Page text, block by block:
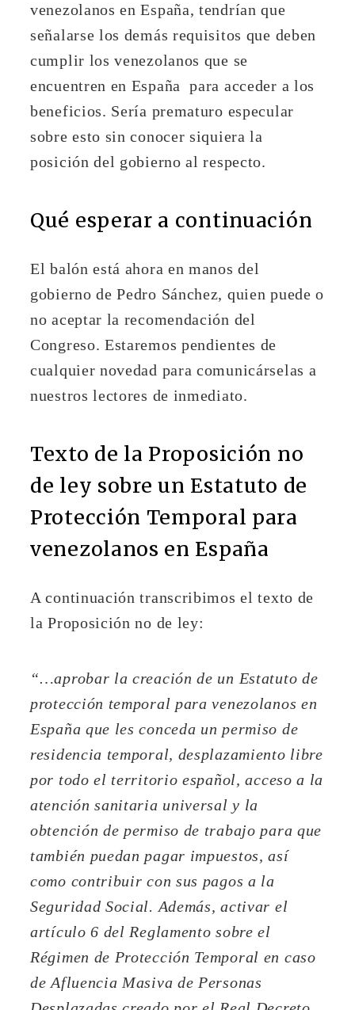
venezolanos en España, tendrían que
señalarse los demás requisitos que deben
cumplir los venezolanos que se
encuentren en España para acceder a los
beneficios. Sería prematuro especular
sobre esto sin conocer siquiera la
posición del gobierno al respecto.
Qué esperar a continuación
El balón está ahora en manos del
gobierno de Pedro Sánchez, quien puede o
no aceptar la recomendación del
Congreso. Estaremos pendientes de
cualquier novedad para comunicárselas a
nuestros lectores de inmediato.
Texto de la Proposición no
de ley sobre un Estatuto de
Protección Temporal para
venezolanos en España
A continuación transcribimos el texto de
la Proposición no de ley:
“…aprobar la creación de un Estatuto de
protección temporal para venezolanos en
España que les conceda un permiso de
residencia temporal, desplazamiento libre
por todo el territorio español, acceso a la
atención sanitaria universal y la
obtención de permiso de trabajo para que
también puedan pagar impuestos, así
como contribuir con sus pagos a la
Seguridad Social. Además, activar el
artículo 6 del Reglamento sobre el
Régimen de Protección Temporal en caso
de Afluencia Masiva de Personas